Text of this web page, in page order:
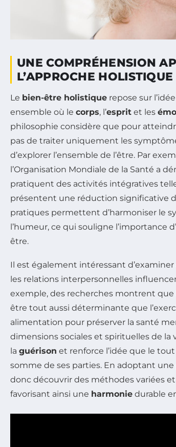
UNE COMPRÉHENSION
L’APPROCHE HOLISTIQUE
Le bien-être holistique repose sur
ensemble où le corps, l’esprit et les
philosophie considère que pour
pas de traiter uniquement les
d’explorer l’ensemble de l’être. Par
l’Organisation Mondiale de la Santé a
pratiquent des activités intégratives
présentent une réduction significative
pratiques permettent d’harmoniser le
l’humeur, ce qui souligne l’importance
être.
Il est également intéressant
les relations interpersonnelles
exemple, des recherches montrent
être tout aussi déterminante que
alimentation pour préserver la santé
dimensions sociales et spirituelles de
la guérison et renforce l’idée que le
somme de ses parties. En adoptant
donc découvrir des méthodes variées
favorisant ainsi une harmonie durable